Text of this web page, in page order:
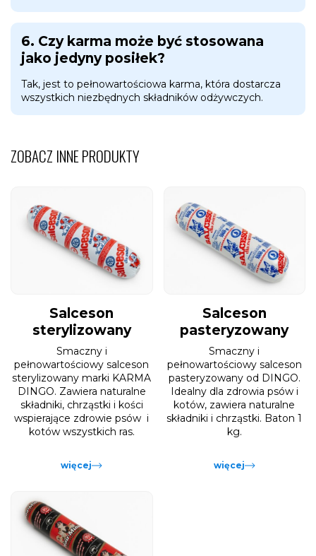
6. Czy karma może być stosowana
jako jedyny posiłek?
Tak, jest to pełnowartościowa karma, która dostarcza
wszystkich niezbędnych składników odżywczych.
ZOBACZ INNE PRODUKTY
Salceson
sterylizowany
Smaczny i
pełnowartościowy salceson
sterylizowany marki KARMA
DINGO. Zawiera naturalne
składniki, chrząstki i kości
wspierające zdrowie psów i
kotów wszystkich ras.
więcej
Salceson
pasteryzowany
Smaczny i
pełnowartościowy salceson
pasteryzowany od DINGO.
Idealny dla zdrowia psów i
kotów, zawiera naturalne
składniki i chrząstki. Baton 1
kg.
więcej